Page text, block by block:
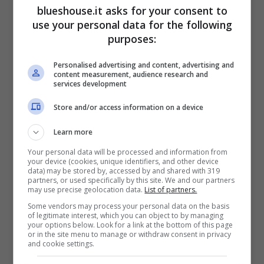
indirizzato Pierpaolo verso una precisa
strada. Anche se, va detto, il
“pizza”è quello che lo ha messo
maggiormente in difficoltà
Come svelato da Marco Liorni, ha parola su
cui Pierpaolo ha scelto di puntare tutto era
“mattone”. “Questo romanzo è stato un
mattone, investire sul mattone, rosso
mattone, il mattone che da crudo diventa
cotto“. Spiegazioni, quelle del concorrente,
che sono subito parse trovare un filo logico.
blueshouse.it asks for your consent to
use your personal data for the following
purposes:
Personalised advertising and content, advertising and
content measurement, audience research and
services development
Store and/or access information on a device
Learn more
Your personal data will be processed and information from
your device (cookies, unique identifiers, and other device
data) may be stored by, accessed by and shared with 319
partners, or used specifically by this site. We and our partners
may use precise geolocation data. List of partners.
Some vendors may process your personal data on the basis
of legitimate interest, which you can object to by managing
your options below. Look for a link at the bottom of this page
or in the site menu to manage or withdraw consent in privacy
and cookie settings.